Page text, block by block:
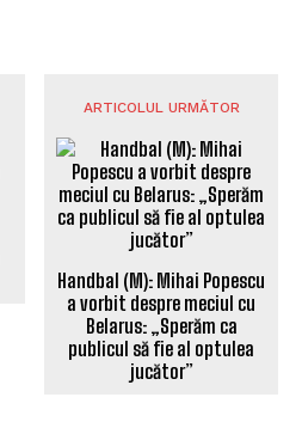
ARTICOLUL URMĂTOR
Handbal (M): Mihai Popescu
a vorbit despre meciul cu
Belarus: „Sperăm ca
publicul să fie al optulea
jucător”